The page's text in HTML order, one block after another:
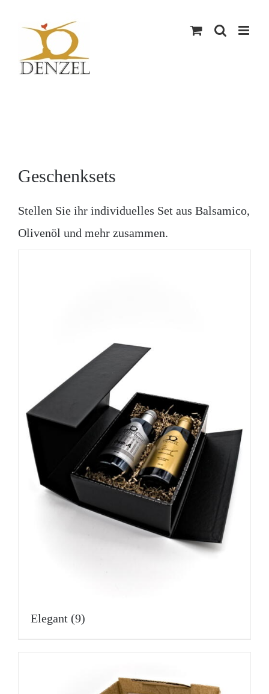
Geschenksets
Stellen Sie ihr individuelles Set aus Balsamico,
Olivenöl und mehr zusammen.
Elegant (9)